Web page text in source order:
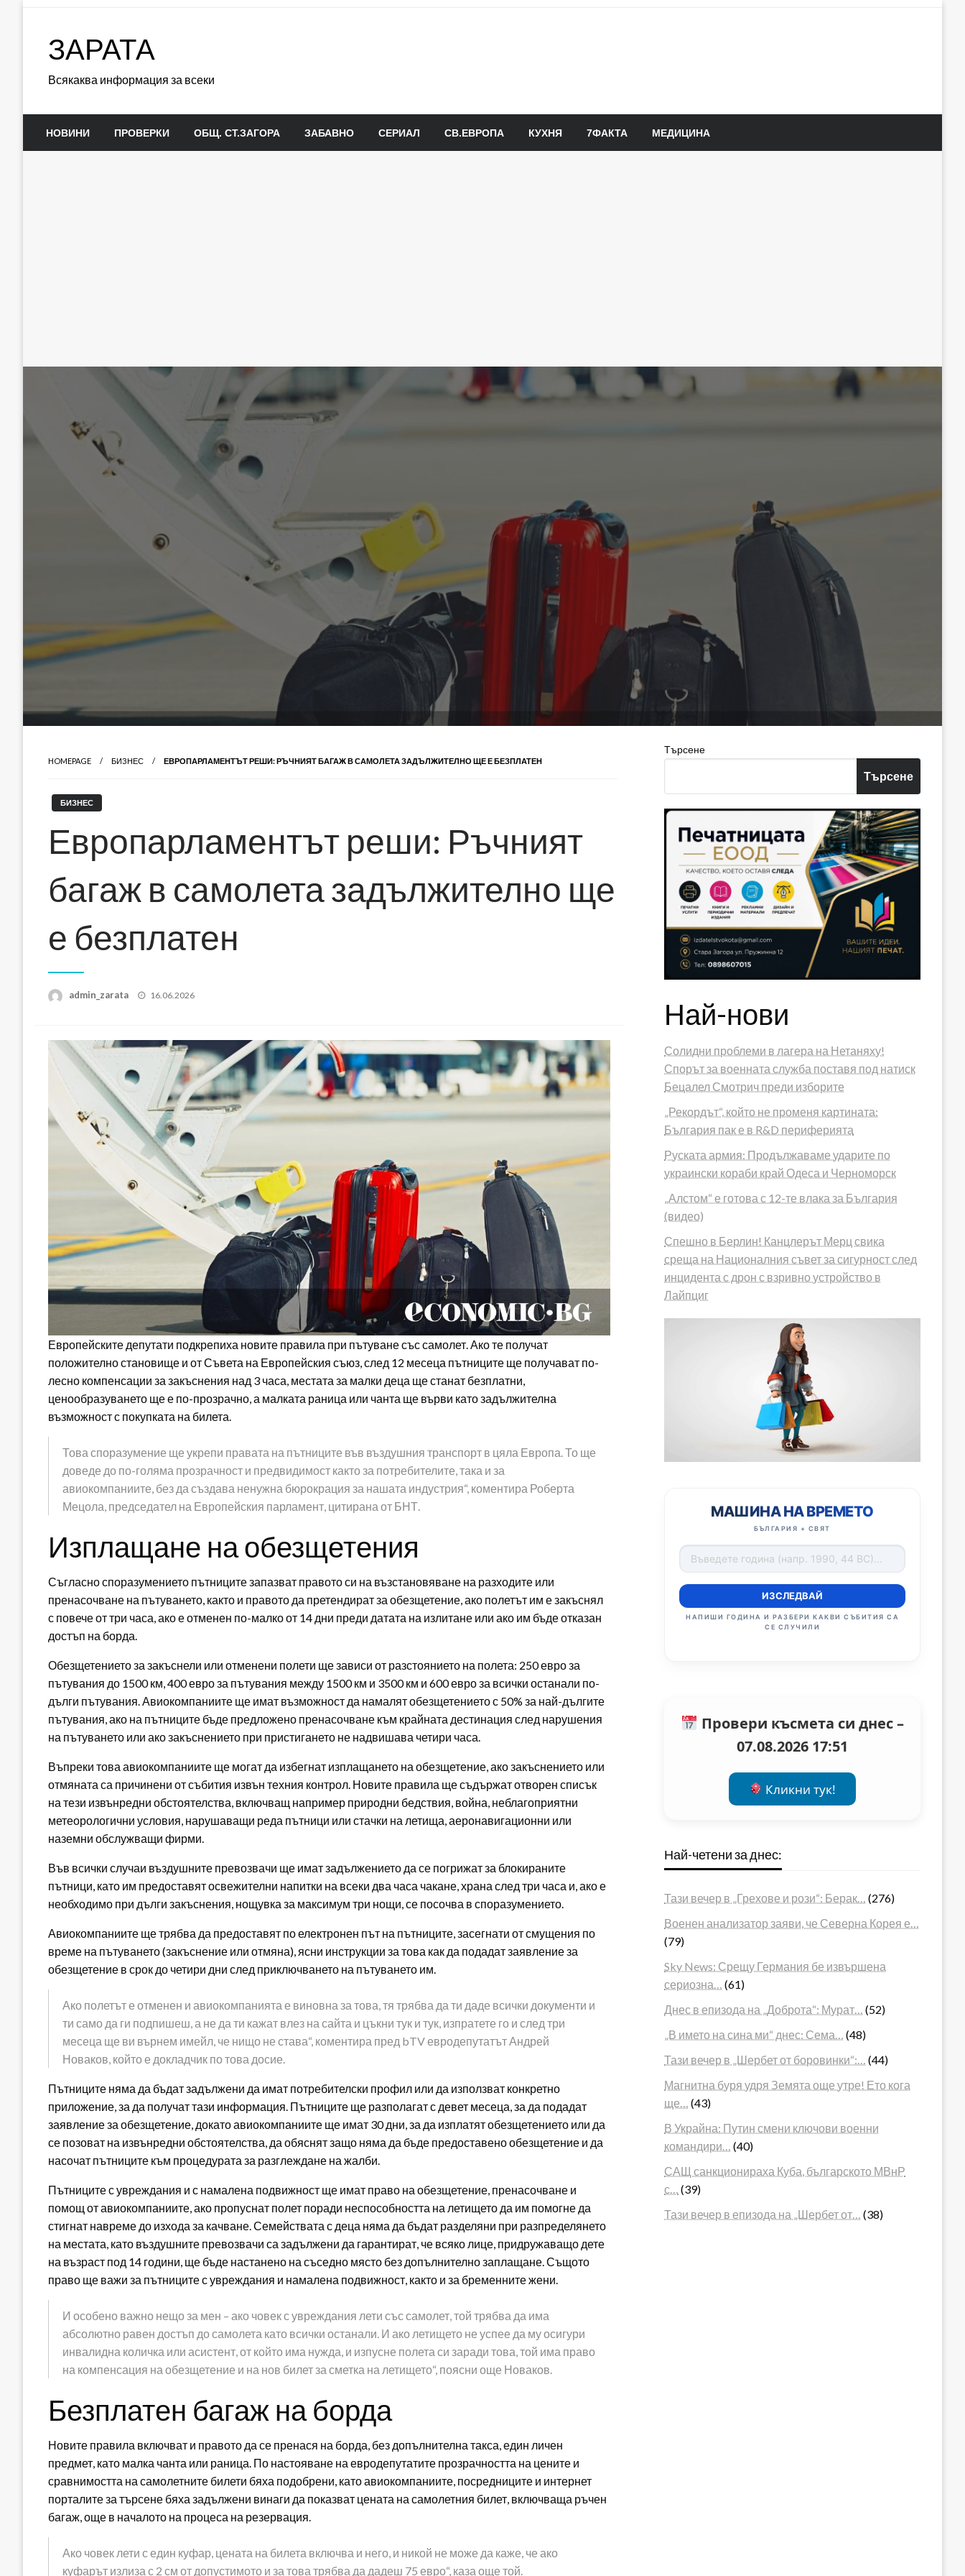
ЗАРАТА
Всякаква информация за всеки
НОВИНИ ПРОВЕРКИ ОБЩ. СТ.ЗАГОРА ЗАБАВНО СЕРИАЛ СВ.ЕВРОПА КУХНЯ 7ФАКТА МЕДИЦИНА
HOMEPAGE БИЗНЕС ЕВРОПАРЛАМЕНТЪТ РЕШИ: РЪЧНИЯТ БАГАЖ В САМОЛЕТА ЗАДЪЛЖИТЕЛНО ЩЕ Е БЕЗПЛАТЕН
БИЗНЕС
Европарламентът реши: Ръчният
багаж в самолета задължително ще
е безплатен
admin_zarata
Posted
16.06.2026
Европейските депутати подкрепиха новите правила при пътуване със самолет. Ако те получат
положително становище и от Съвета на Европейския съюз, след 12 месеца пътниците ще получават по-
лесно компенсации за закъснения над 3 часа, местата за малки деца ще станат безплатни,
ценообразуването ще е по-прозрачно, а малката раница или чанта ще върви като задължителна
възможност с покупката на билета.
Това споразумение ще укрепи правата на пътниците във въздушния транспорт в цяла Европа. То ще
доведе до по-голяма прозрачност и предвидимост както за потребителите, така и за
авиокомпаниите, без да създава ненужна бюрокрация за нашата индустрия“, коментира Роберта
Мецола, председател на Европейския парламент, цитирана от БНТ.
Изплащане на обезщетения
Съгласно споразумението пътниците запазват правото си на възстановяване на разходите или
пренасочване на пътуването, както и правото да претендират за обезщетение, ако полетът им е закъснял
с повече от три часа, ако е отменен по-малко от 14 дни преди датата на излитане или ако им бъде отказан
достъп на борда.
Обезщетението за закъснели или отменени полети ще зависи от разстоянието на полета: 250 евро за
пътувания до 1500 км, 400 евро за пътувания между 1500 км и 3500 км и 600 евро за всички останали по-
дълги пътувания. Авиокомпаниите ще имат възможност да намалят обезщетението с 50% за най-дългите
пътувания, ако на пътниците бъде предложено пренасочване към крайната дестинация след нарушения
на пътуването или ако закъснението при пристигането не надвишава четири часа.
Въпреки това авиокомпаниите ще могат да избегнат изплащането на обезщетение, ако закъснението или
отмяната са причинени от събития извън техния контрол. Новите правила ще съдържат отворен списък
на тези извънредни обстоятелства, включващ например природни бедствия, война, неблагоприятни
метеорологични условия, нарушаващи реда пътници или стачки на летища, аеронавигационни или
наземни обслужващи фирми.
Във всички случаи въздушните превозвачи ще имат задължението да се погрижат за блокираните
пътници, като им предоставят освежителни напитки на всеки два часа чакане, храна след три часа и, ако е
необходимо при дълги закъснения, нощувка за максимум три нощи, се посочва в споразумението.
Авиокомпаниите ще трябва да предоставят по електронен път на пътниците, засегнати от смущения по
време на пътуването (закъснение или отмяна), ясни инструкции за това как да подадат заявление за
обезщетение в срок до четири дни след приключването на пътуването им.
Ако полетът е отменен и авиокомпанията е виновна за това, тя трябва да ти даде всички документи и
ти само да ги подпишеш, а не да ти кажат влез на сайта и цъкни тук и тук, изпратете го и след три
месеца ще ви върнем имейл, че нищо не става“, коментира пред bTV евродепутатът Андрей
Новаков, който е докладчик по това досие.
Пътниците няма да бъдат задължени да имат потребителски профил или да използват конкретно
приложение, за да получат тази информация. Пътниците ще разполагат с девет месеца, за да подадат
заявление за обезщетение, докато авиокомпаниите ще имат 30 дни, за да изплатят обезщетението или да
се позоват на извънредни обстоятелства, да обяснят защо няма да бъде предоставено обезщетение и да
насочат пътниците към процедурата за разглеждане на жалби.
Пътниците с увреждания и с намалена подвижност ще имат право на обезщетение, пренасочване и
помощ от авиокомпаниите, ако пропуснат полет поради неспособността на летището да им помогне да
стигнат навреме до изхода за качване. Семействата с деца няма да бъдат разделяни при разпределянето
на местата, като въздушните превозвачи са задължени да гарантират, че всяко лице, придружаващо дете
на възраст под 14 години, ще бъде настанено на съседно място без допълнително заплащане. Същото
право ще важи за пътниците с увреждания и намалена подвижност, както и за бременните жени.
И особено важно нещо за мен – ако човек с увреждания лети със самолет, той трябва да има
абсолютно равен достъп до самолета като всички останали. И ако летището не успее да му осигури
инвалидна количка или асистент, от който има нужда, и изпусне полета си заради това, той има право
на компенсация на обезщетение и на нов билет за сметка на летището“, поясни още Новаков.
Безплатен багаж на борда
Новите правила включват и правото да се пренася на борда, без допълнителна такса, един личен
предмет, като малка чанта или раница. По настояване на евродепутатите прозрачността на цените и
сравнимостта на самолетните билети бяха подобрени, като авиокомпаниите, посредниците и интернет
порталите за търсене бяха задължени винаги да показват цената на самолетния билет, включваща ръчен
багаж, още в началото на процеса на резервация.
Ако човек лети с един куфар, цената на билета включва и него, и никой не може да каже, че ако
куфарът излиза с 2 см от допустимото и за това трябва да дадеш 75 евро“, каза още той.
Търсене
Търсене
Най-нови
Солидни проблеми в лагера на Нетаняху!
Спорът за военната служба поставя под натиск
Бецалел Смотрич преди изборите
„Рекордът“, който не променя картината:
България пак е в R&D периферията
Руската армия: Продължаваме ударите по
украински кораби край Одеса и Черноморск
„Алстом“ е готова с 12-те влака за България
(видео)
Спешно в Берлин! Канцлерът Мерц свика
среща на Националния съвет за сигурност след
инцидента с дрон с взривно устройство в
Лайпциг
МАШИНА НА ВРЕМЕТО
БЪЛГАРИЯ + СВЯТ
ИЗСЛЕДВАЙ
НАПИШИ ГОДИНА И РАЗБЕРИ КАКВИ СЪБИТИЯ СА
СЕ СЛУЧИЛИ
Провери късмета си днес –
07.08.2026 17:51
Кликни тук!
Най-четени за днес:
Тази вечер в „Грехове и рози“: Берак…
(276)
Военен анализатор заяви, че Северна Корея е…
(79)
Sky News: Срещу Германия бе извършена
сериозна…
(61)
Днес в епизода на „Доброта“: Мурат…
(52)
„В името на сина ми“ днес: Сема…
(48)
Тази вечер в „Шербет от боровинки“:…
(44)
Магнитна буря удря Земята още утре! Ето кога
ще…
(43)
В Украйна: Путин смени ключови военни
командири…
(40)
САЩ санкционираха Куба, българското МВнР
с…
(39)
Тази вечер в епизода на „Шербет от…
(38)